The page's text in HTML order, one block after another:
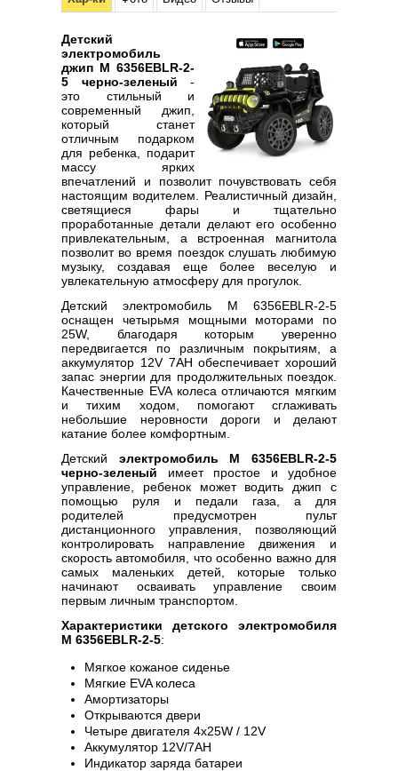
Детский
электромобиль
джип M 6356EBLR-2-
5 черно-зеленый -
это стильный и
современный джип,
который станет
отличным подарком
для ребенка, подарит
массу ярких
впечатлений и позволит почувствовать себя
настоящим водителем. Реалистичный дизайн,
светящиеся фары и тщательно
проработанные детали делают его особенно
привлекательным, а встроенная магнитола
позволит во время поездок слушать любимую
музыку, создавая еще более веселую и
увлекательную атмосферу для прогулок.
Детский электромобиль M 6356EBLR-2-5
оснащен четырьмя мощными моторами по
25W, благодаря которым уверенно
передвигается по различным покрытиям, а
аккумулятор 12V 7AH обеспечивает хороший
запас энергии для продолжительных поездок.
Качественные EVA колеса отличаются мягким
и тихим ходом, помогают сглаживать
небольшие неровности дороги и делают
катание более комфортным.
Детский электромобиль M 6356EBLR-2-5
черно-зеленый имеет простое и удобное
управление, ребенок может водить джип с
помощью руля и педали газа, а для
родителей предусмотрен пульт
дистанционного управления, позволяющий
контролировать направление движения и
скорость автомобиля, что особенно важно для
самых маленьких детей, которые только
начинают осваивать управление своим
первым личным транспортом.
Характеристики детского электромобиля
M 6356EBLR-2-5:
Мягкое кожаное сиденье
Мягкие EVA колеса
Амортизаторы
Открываются двери
Четыре двигателя 4х25W / 12V
Аккумулятор 12V/7AH
Индикатор заряда батареи